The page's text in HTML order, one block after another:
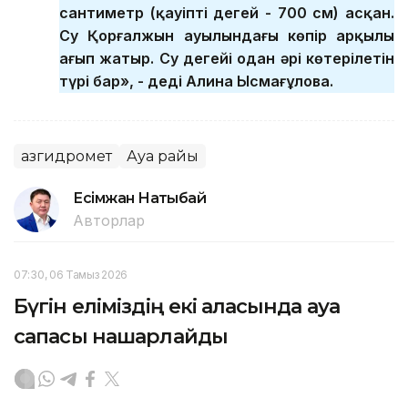
сантиметр (қауіпті деңгей - 700 см) асқан.
Су Қорғалжын ауылындағы көпір арқылы
ағып жатыр. Су деңгейі одан әрі көтерілетін
түрі бар», - деді Алина Ысмағұлова.
Қазгидромет Ауа райы
Есімжан Нақтыбай
Авторлар
07:30, 06 Тамыз 2026
Бүгін еліміздің екі қаласында ауа
сапасы нашарлайды